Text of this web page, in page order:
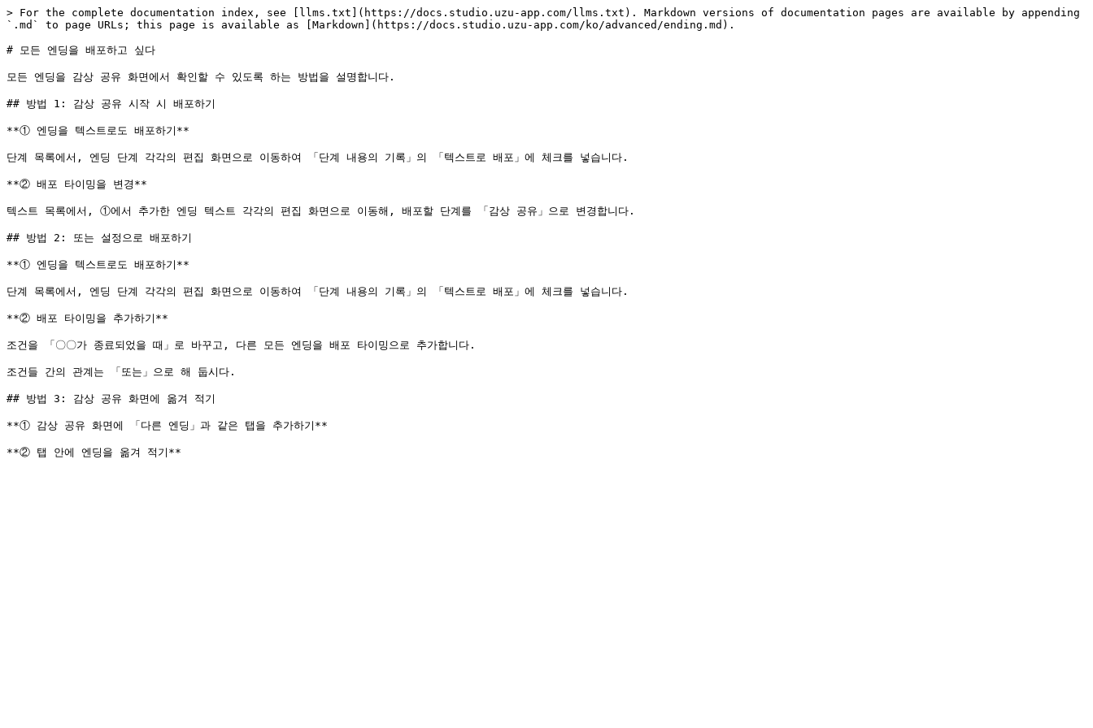
> For the complete documentation index, see [llms.txt](https://docs.studio.uzu-app.com/llms.txt). Markdown versions of documentation pages are available by appending
`.md` to page URLs; this page is available as [Markdown](https://docs.studio.uzu-app.com/ko/advanced/ending.md).
# 모든 엔딩을 배포하고 싶다
모든 엔딩을 감상 공유 화면에서 확인할 수 있도록 하는 방법을 설명합니다.
## 방법 1: 감상 공유 시작 시 배포하기
**① 엔딩을 텍스트로도 배포하기**
단계 목록에서, 엔딩 단계 각각의 편집 화면으로 이동하여 「단계 내용의 기록」의 「텍스트로 배포」에 체크를 넣습니다.
**② 배포 타이밍을 변경**
텍스트 목록에서, ①에서 추가한 엔딩 텍스트 각각의 편집 화면으로 이동해, 배포할 단계를 「감상 공유」으로 변경합니다.
## 방법 2: 또는 설정으로 배포하기
**① 엔딩을 텍스트로도 배포하기**
단계 목록에서, 엔딩 단계 각각의 편집 화면으로 이동하여 「단계 내용의 기록」의 「텍스트로 배포」에 체크를 넣습니다.
**② 배포 타이밍을 추가하기**
조건을 「〇〇가 종료되었을 때」로 바꾸고, 다른 모든 엔딩을 배포 타이밍으로 추가합니다.
조건들 간의 관계는 「또는」으로 해 둡시다.
## 방법 3: 감상 공유 화면에 옮겨 적기
**① 감상 공유 화면에 「다른 엔딩」과 같은 탭을 추가하기**